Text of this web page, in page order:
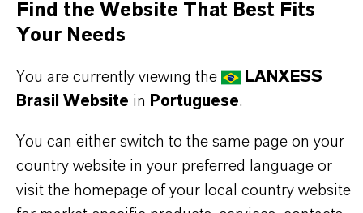
molecular
de produto
de Cor
Find the Website That Best Fits
Your Needs
You are currently viewing the
LANXESS
Brasil Website in Portuguese.
You can either switch to the same page on your
country website in your preferred language or
visit the homepage of your local country website